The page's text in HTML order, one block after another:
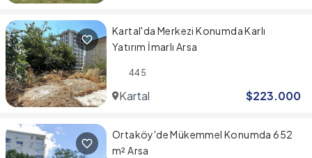
Kartal'da Merkezi Konumda Karlı
Yatırım İmarlı Arsa
445
Kartal $223.000
Ortaköy'de Mükemmel Konumda 652
m² Arsa